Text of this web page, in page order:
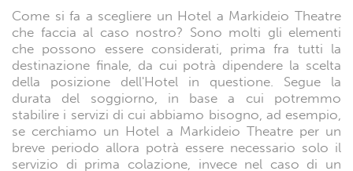
Come si fa a scegliere un Hotel a Markideio Theatre
che faccia al caso nostro? Sono molti gli elementi
che possono essere considerati, prima fra tutti la
destinazione finale, da cui potrà dipendere la scelta
della posizione dell'Hotel in questione. Segue la
durata del soggiorno, in base a cui potremmo
stabilire i servizi di cui abbiamo bisogno, ad esempio,
se cerchiamo un Hotel a Markideio Theatre per un
breve periodo allora potrà essere necessario solo il
servizio di prima colazione, invece nel caso di un